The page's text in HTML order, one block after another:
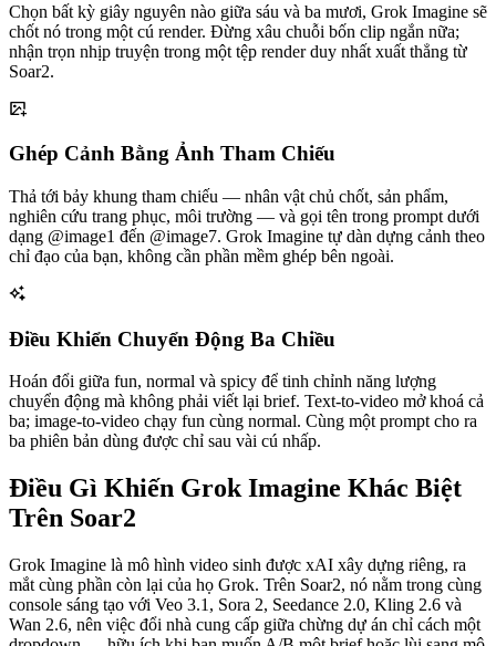
Chọn bất kỳ giây nguyên nào giữa sáu và ba mươi, Grok Imagine sẽ
chốt nó trong một cú render. Đừng xâu chuỗi bốn clip ngắn nữa;
nhận trọn nhịp truyện trong một tệp render duy nhất xuất thẳng từ
Soar2.
Ghép Cảnh Bằng Ảnh Tham Chiếu
Thả tới bảy khung tham chiếu — nhân vật chủ chốt, sản phẩm,
nghiên cứu trang phục, môi trường — và gọi tên trong prompt dưới
dạng @image1 đến @image7. Grok Imagine tự dàn dựng cảnh theo
chỉ đạo của bạn, không cần phần mềm ghép bên ngoài.
Điều Khiển Chuyển Động Ba Chiều
Hoán đổi giữa fun, normal và spicy để tinh chỉnh năng lượng
chuyển động mà không phải viết lại brief. Text-to-video mở khoá cả
ba; image-to-video chạy fun cùng normal. Cùng một prompt cho ra
ba phiên bản dùng được chỉ sau vài cú nhấp.
Điều Gì Khiến Grok Imagine Khác Biệt
Trên Soar2
Grok Imagine là mô hình video sinh được xAI xây dựng riêng, ra
mắt cùng phần còn lại của họ Grok. Trên Soar2, nó nằm trong cùng
console sáng tạo với Veo 3.1, Sora 2, Seedance 2.0, Kling 2.6 và
Wan 2.6, nên việc đổi nhà cung cấp giữa chừng dự án chỉ cách một